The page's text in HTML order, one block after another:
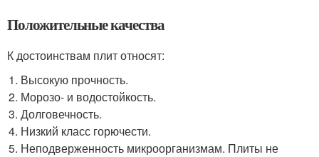
Положительные качества
К достоинствам плит относят:
Высокую прочность.
Морозо- и водостойкость.
Долговечность.
Низкий класс горючести.
Неподверженность микроорганизмам. Плиты не